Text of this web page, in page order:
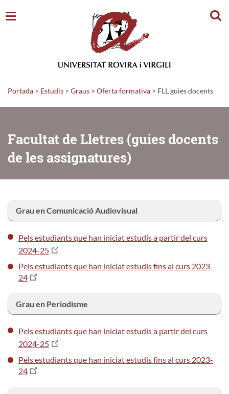
Portada > Estudis > Graus > Oferta formativa > FLL guies docents
Facultat de Lletres (guies docents
de les assignatures)
Grau en Comunicació Audiovisual
Pels estudiants que han iniciat estudis a partir del curs
2024-25
Pels estudiants que han iniciat estudis fins al curs 2023-
24
Grau en Periodisme
Pels estudiants que han iniciat estudis a partir del curs
2024-25
Pels estudiants que han iniciat estudis fins al curs 2023-
24